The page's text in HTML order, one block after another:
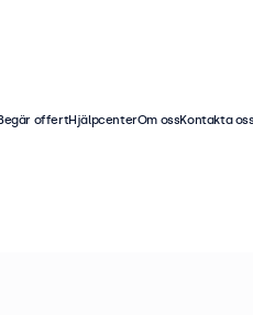
offertHjälpcenterOm ossKontakta